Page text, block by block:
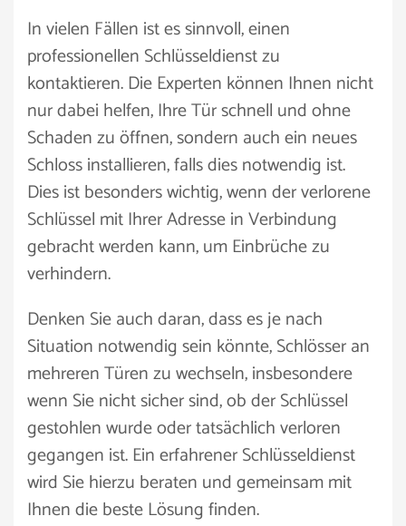
In vielen Fällen ist es sinnvoll, einen
professionellen Schlüsseldienst zu
kontaktieren. Die Experten können Ihnen nicht
nur dabei helfen, Ihre Tür schnell und ohne
Schaden zu öffnen, sondern auch ein neues
Schloss installieren, falls dies notwendig ist.
Dies ist besonders wichtig, wenn der verlorene
Schlüssel mit Ihrer Adresse in Verbindung
gebracht werden kann, um Einbrüche zu
verhindern.
Denken Sie auch daran, dass es je nach
Situation notwendig sein könnte, Schlösser an
mehreren Türen zu wechseln, insbesondere
wenn Sie nicht sicher sind, ob der Schlüssel
gestohlen wurde oder tatsächlich verloren
gegangen ist. Ein erfahrener Schlüsseldienst
wird Sie hierzu beraten und gemeinsam mit
Ihnen die beste Lösung finden.